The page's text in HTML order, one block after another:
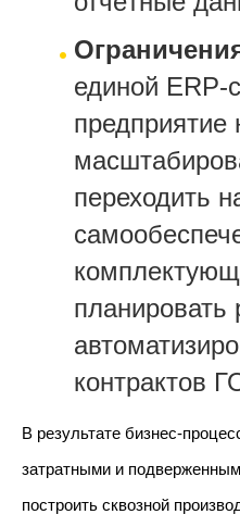
единой ERP-
предприятие
переходить
планировать
контрактов
В результате бизнес-
затратными и
построить сквозной